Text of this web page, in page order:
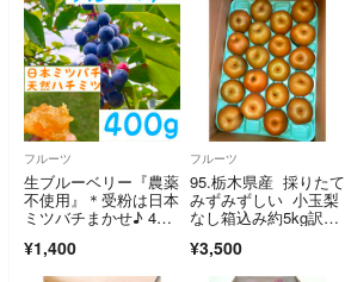
フルーツ
生ブルーベリー『農薬
不使用』＊受粉は日本
ミツバチまかせ♪ 400
¥1,400
フルーツ
95.栃木県産 採りたて
みずみずしい 小玉梨
なし箱込み約5kg訳あ
¥3,500